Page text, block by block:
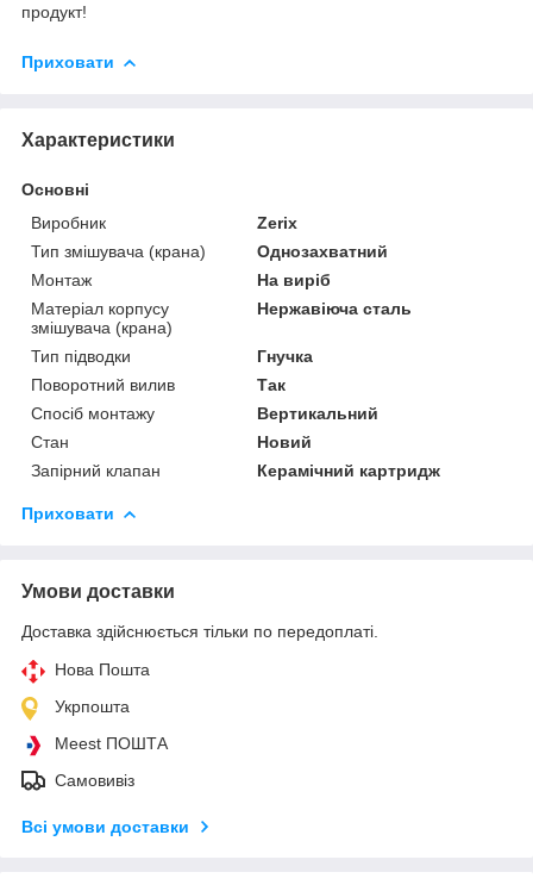
продукт!
Приховати
Характеристики
Основні
Виробник
Zerix
Тип змішувача (крана)
Однозахватний
Монтаж
На виріб
Матеріал корпусу
змішувача (крана)
Нержавіюча сталь
Тип підводки
Гнучка
Поворотний вилив
Так
Спосіб монтажу
Вертикальний
Стан
Новий
Запірний клапан
Керамічний картридж
Приховати
Умови доставки
Доставка здійснюється тільки по передоплаті.
Нова Пошта
Укрпошта
Meest ПОШТА
Самовивіз
Всі умови доставки